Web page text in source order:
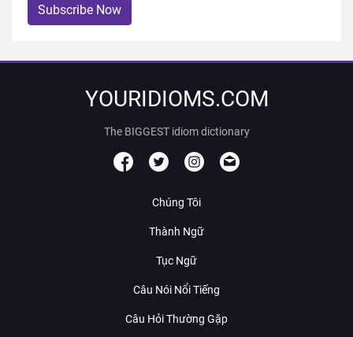
Subscribe Now
YOURIDIOMS.COM
The BIGGEST idiom dictionary
Chúng Tôi
Thành Ngữ
Tục Ngữ
Câu Nói Nổi Tiếng
Câu Hỏi Thường Gặp